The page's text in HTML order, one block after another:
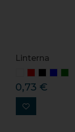
Linterna
0,73 €